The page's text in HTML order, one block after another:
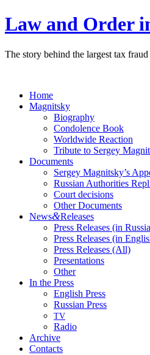
Law and Order
The story behind the largest tax
Home
Magnitsky
Biography
Condolence Book
Worldwide Reaction
Tribute to Sergey
Documents
Sergey Magnitsky’s
Russian Authorities
Court decisions
Other Documents
News&Releases
Press Releases (in
Press Releases (in
Press Releases (All)
Presentations
Other
In the Press
English Press
Russian Press
TV
Radio
Archive
Contacts